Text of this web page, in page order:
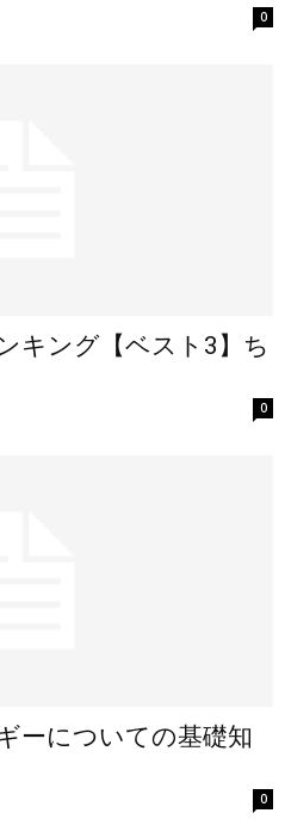
0
キング【ベスト3】ち
0
ーについての基礎知
0